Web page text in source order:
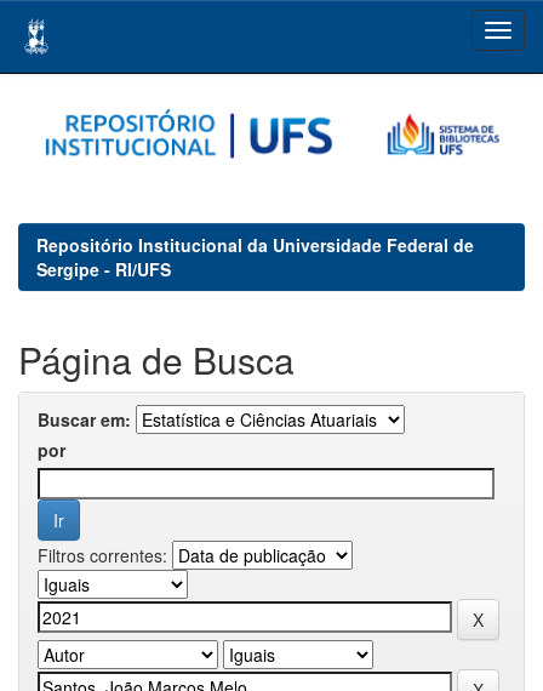
navigation
Repositório Institucional da Universidade Federal de
Sergipe - RI/UFS
Página de Busca
Buscar em:
por
Filtros correntes: